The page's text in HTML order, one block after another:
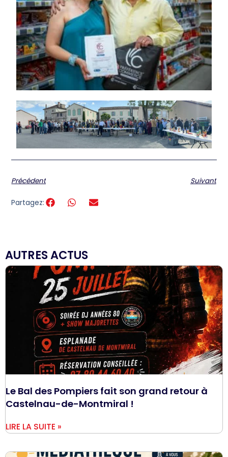
Précédent Suivant
Partagez:
AUTRES ACTUS
Le Bal des Pompiers fait son grand retour à
Castelnau-de-Montmiral !
LIRE LA SUITE »